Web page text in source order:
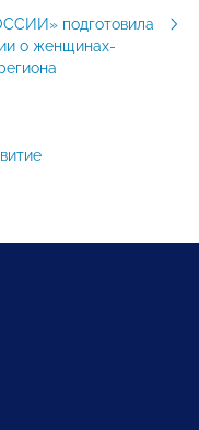
подготовила
о женщинах-